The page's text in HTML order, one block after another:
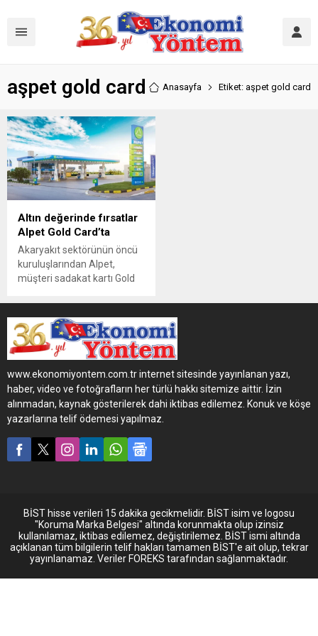
aşpet gold card Anasayfa Etiket: aşpet gold card
Altın değerinde fırsatlar
Alpet Gold Card’ta
Akaryakıt sektörünün öncü
kuruluşlarından Alpet,
müşteri sadakat kartı Gold
Alpet Gold Card, Türkiye
genelindeki anlaşmalı Alpet
istasyonlarında
ziyaretçilerini bekliyor.
Yenilenen Gold Card, yeni iş
birlikleri ile de müşterilerine
kazandırmaya devam
edecek.
www.ekonomiyontem.com.tr internet sitesinde yayınlanan yazı,
haber, video ve fotoğrafların her türlü hakkı sitemize aittir. İzin
alınmadan, kaynak gösterilerek dahi iktibas edilemez. Konuk ve köşe
yazarlarına telif ödemesi yapılmaz.
BİST hisse verileri 15 dakika gecikmelidir. BİST isim ve logosu
"Koruma Marka Belgesi" altında korunmakta olup izinsiz
kullanılamaz, iktibas edilemez, değiştirilemez. BİST ismi altında
açıklanan tüm bilgilerin telif hakları tamamen BİST'e ait olup, tekrar
yayınlanamaz. Veriler FOREKS tarafından sağlanmaktadır.